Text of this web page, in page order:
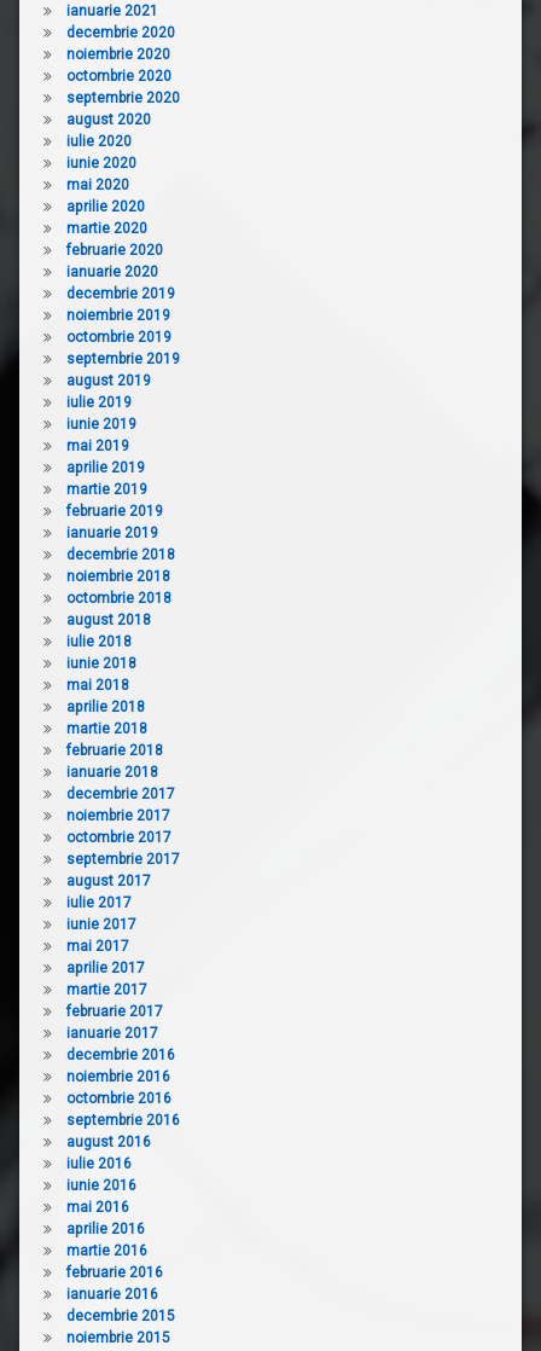
ianuarie 2021
decembrie 2020
noiembrie 2020
octombrie 2020
septembrie 2020
august 2020
iulie 2020
iunie 2020
mai 2020
aprilie 2020
martie 2020
februarie 2020
ianuarie 2020
decembrie 2019
noiembrie 2019
octombrie 2019
septembrie 2019
august 2019
iulie 2019
iunie 2019
mai 2019
aprilie 2019
martie 2019
februarie 2019
ianuarie 2019
decembrie 2018
noiembrie 2018
octombrie 2018
august 2018
iulie 2018
iunie 2018
mai 2018
aprilie 2018
martie 2018
februarie 2018
ianuarie 2018
decembrie 2017
noiembrie 2017
octombrie 2017
septembrie 2017
august 2017
iulie 2017
iunie 2017
mai 2017
aprilie 2017
martie 2017
februarie 2017
ianuarie 2017
decembrie 2016
noiembrie 2016
octombrie 2016
septembrie 2016
august 2016
iulie 2016
iunie 2016
mai 2016
aprilie 2016
martie 2016
februarie 2016
ianuarie 2016
decembrie 2015
noiembrie 2015